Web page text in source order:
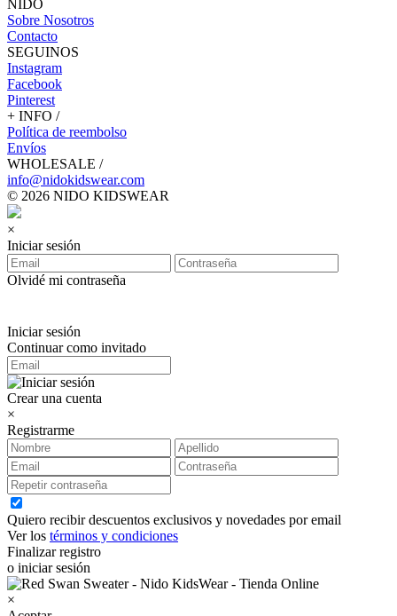
NIDO
Sobre Nosotros
Contacto
SEGUINOS
Instagram
Facebook
Pinterest
+ INFO /
Política de reembolso
Envíos
WHOLESALE /
info@nidokidswear.com
© 2026 NIDO KIDSWEAR
×
Iniciar sesión
Olvidé mi contraseña
Iniciar sesión
Continuar como invitado
Crear una cuenta
×
Registrarme
Quiero recibir descuentos exclusivos y novedades por email
Ver los términos y condiciones
Finalizar registro
o iniciar sesión
×